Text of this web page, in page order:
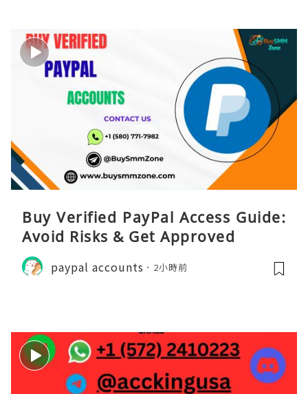
Buy Verified PayPal Access Guide:
Avoid Risks & Get Approved
paypal accounts 2小時前